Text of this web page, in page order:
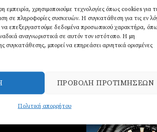
εμπειρία, χρησιμοποιούμε τεχνολογίες όπως cookies για
σε πληροφορίες συσκευών. Η συγκατάθεση για τις εν
να επεξεργαστούμε δεδομένα προσωπικού χαρακτήρα,
αναγνωριστικά σε αυτόν τον ιστότοπο. Η μη
συγκατάθεσης, μπορεί να επηρεάσει αρνητικά ορισμένες
ΠΡΟΒΟΛΉ ΠΡΟΤΙΜΉΣΕΩΝ
Πολιτική απορρήτου